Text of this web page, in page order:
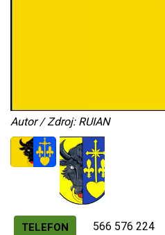
Autor / Zdroj: RUIAN
TELEFON 566 576 224